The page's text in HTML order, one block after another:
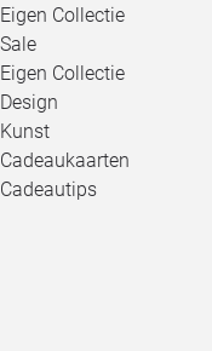
Eigen Collectie
Sale
Eigen Collectie
Design
Kunst
Cadeaukaarten
Cadeautips